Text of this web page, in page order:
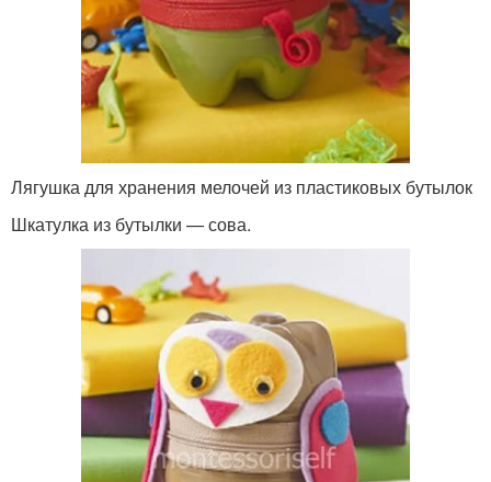
Лягушка для хранения мелочей из пластиковых бутылок
Шкатулка из бутылки — сова.